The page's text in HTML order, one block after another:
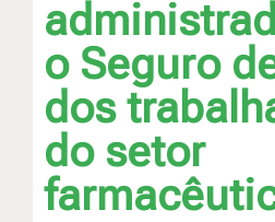
o Seguro
dos
do setor